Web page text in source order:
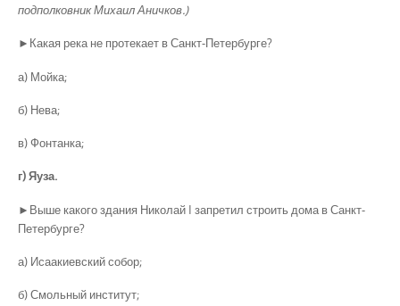
подполковник Михаил Аничков.)
►Какая река не протекает в Санкт-Петербурге?
а) Мойка;
б) Нева;
в) Фонтанка;
г) Яуза.
►Выше какого здания Николай I запретил строить дома в Санкт-
Петербурге?
а) Исаакиевский собор;
б) Смольный институт;